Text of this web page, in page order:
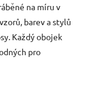
na míru v
barev a stylů
Každý obojek
pro